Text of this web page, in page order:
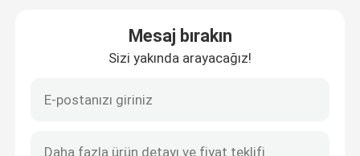
Vakalar
Hidrolik Kontrol Hattı
Mesaj bırakın
Sizi yakında arayacağız!